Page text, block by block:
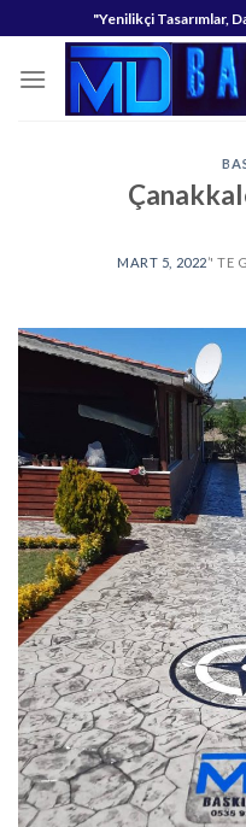
to
content
"Yenilikçi Tasarımlar,
MART 5, 2022’' TE